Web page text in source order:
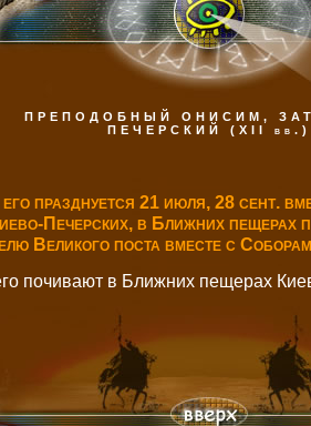
ПРЕПОДОБНЫЙ ОНИСИМ,
ПЕЧЕРСКИЙ (XII вв.)
празднуется 21 июля, 28 сент.
Печерских, в Ближних пещерах
Великого поста вместе с
почивают в Ближних пещерах